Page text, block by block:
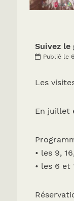
Suivez le
Publié le
Les
En juillet
• les 9,
• les 6 et